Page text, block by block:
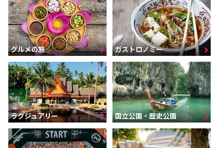
グルメの旅 ガストロノミー
ラグジュアリー 国立公園・歴史公園